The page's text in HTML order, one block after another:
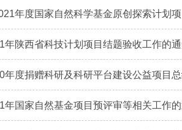
年度国家自然科学基金原创探索计划
年陕西省科技计划项目结题验收工作的
年度捐赠科研及科研平台建设公益项目
年国家自然基金项目预评审等相关工作